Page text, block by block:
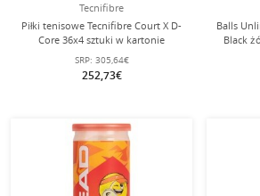
Tecnifibre
Piłki tenisowe Tecnifibre Court X D-
Core 36x4 sztuki w kartonie
SRP: 305,64€
252,73€
Balls
Black